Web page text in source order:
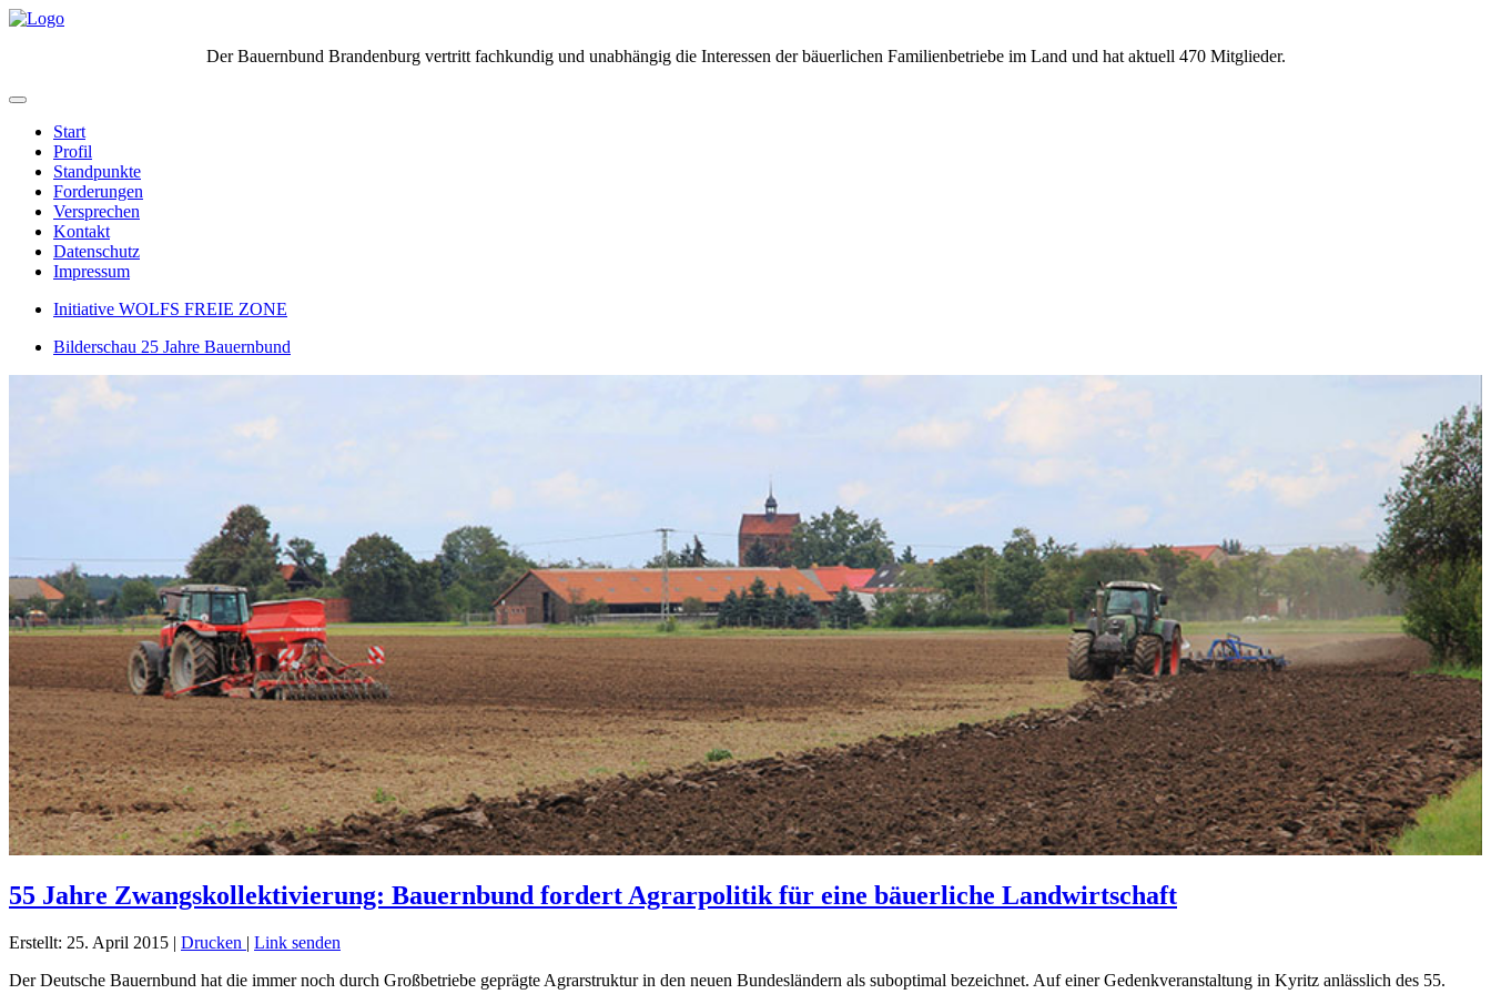
Der Bauernbund Brandenburg vertritt fachkundig und unabhängig die Interessen der bäuerlichen Familienbetriebe im Land und hat aktuell 470 Mitglieder.
Start
Profil
Standpunkte
Forderungen
Versprechen
Kontakt
Datenschutz
Impressum
Initiative WOLFS FREIE ZONE
Bilderschau 25 Jahre Bauernbund
55 Jahre Zwangskollektivierung: Bauernbund fordert Agrarpolitik für eine bäuerliche Landwirtschaft
Erstellt: 25. April 2015 | Drucken | Link senden
Der Deutsche Bauernbund hat die immer noch durch Großbetriebe geprägte Agrarstruktur in den neuen Bundesländern als suboptimal bezeichnet. Auf einer Gedenkveranstaltung in Kyritz anlässlich des 55.